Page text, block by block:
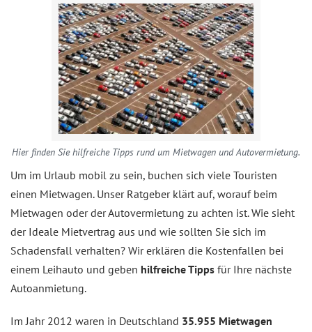
Hier finden Sie hilfreiche Tipps rund um Mietwagen und Autovermietung.
Um im Urlaub mobil zu sein, buchen sich viele Touristen
einen Mietwagen. Unser Ratgeber klärt auf, worauf beim
Mietwagen oder der Autovermietung zu achten ist. Wie sieht
der Ideale Mietvertrag aus und wie sollten Sie sich im
Schadensfall verhalten? Wir erklären die Kostenfallen bei
einem Leihauto und geben hilfreiche Tipps für Ihre nächste
Autoanmietung.
Im Jahr 2012 waren in Deutschland 35.955 Mietwagen